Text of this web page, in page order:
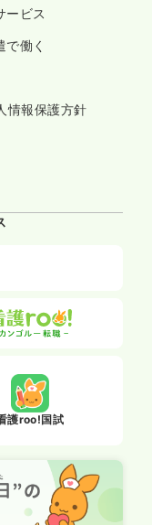
ービス
で働く
情報保護方針
護roo!国試